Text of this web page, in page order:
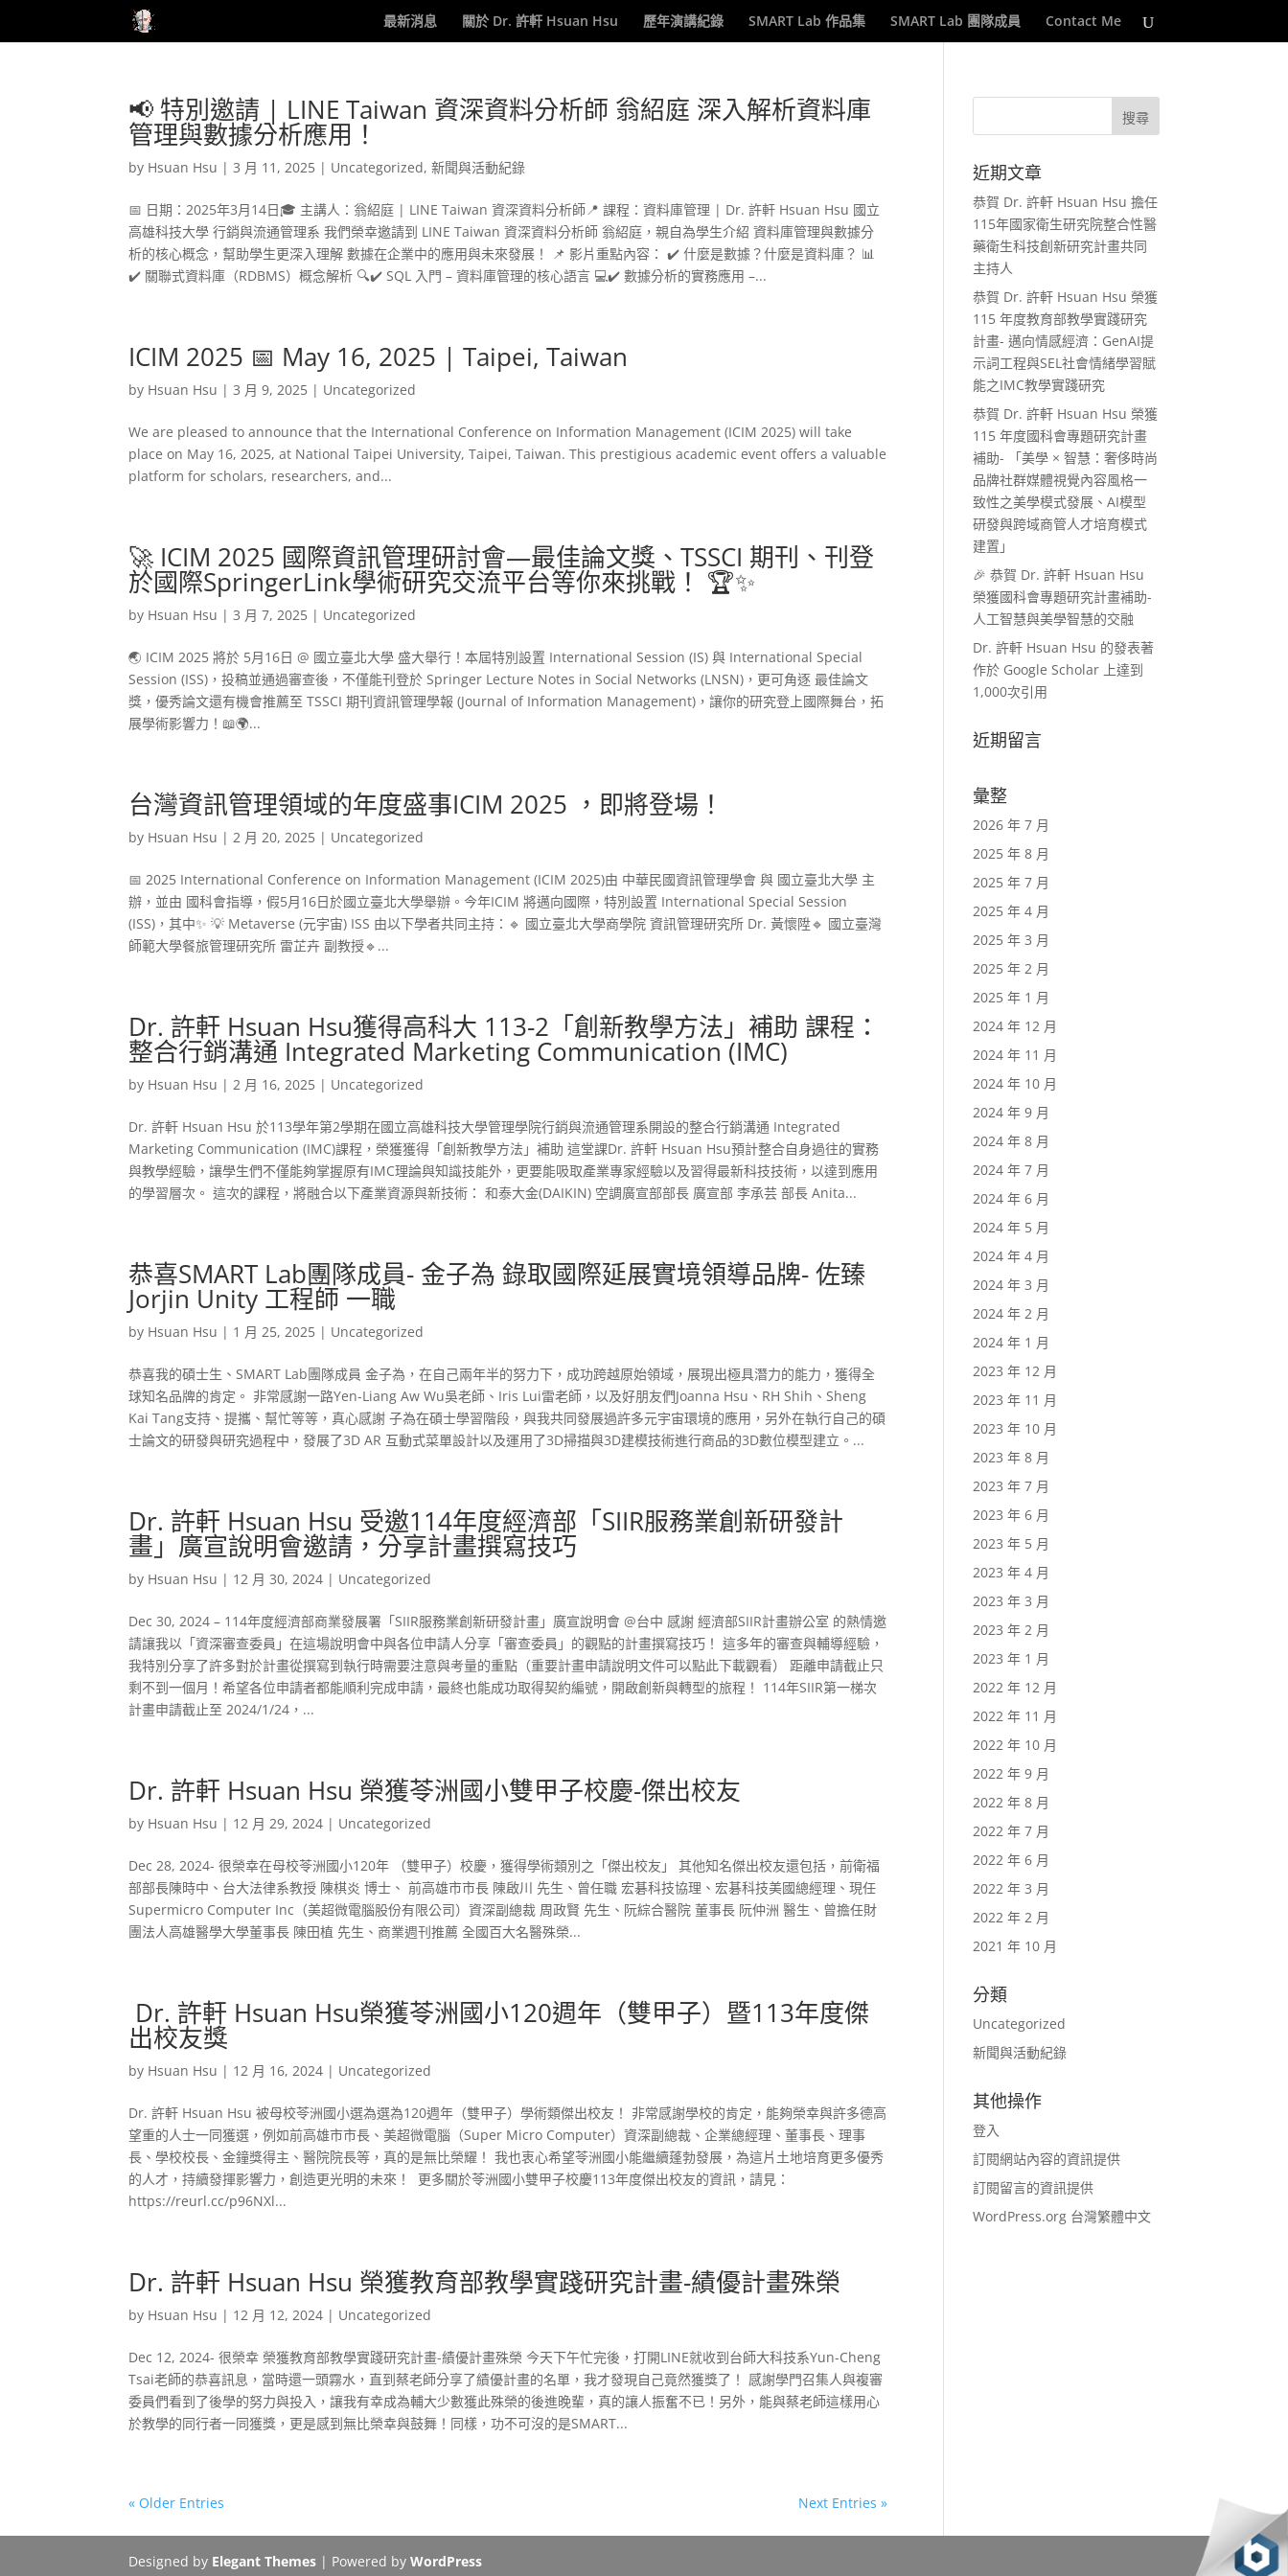
最新消息 關於 Dr. 許軒 Hsuan Hsu 歷年演講紀錄 SMART Lab 作品集 SMART Lab 團隊成員 Contact Me
📢 特別邀請 | LINE Taiwan 資深資料分析師 翁紹庭 深入解析資料庫
管理與數據分析應用！
by Hsuan Hsu |3 月 11, 2025 | Uncategorized,新聞與活動紀錄
📅 日期：2025年3月14日🎓 主講人：翁紹庭 | LINE Taiwan 資深資料分析師📍 課程：資料庫管理 | Dr. 許軒 Hsuan Hsu 國立
高雄科技大學 行銷與流通管理系 我們榮幸邀請到 LINE Taiwan 資深資料分析師 翁紹庭，親自為學生介紹 資料庫管理與數據分
析的核心概念，幫助學生更深入理解 數據在企業中的應用與未來發展！ 📌 影片重點內容： ✔️ 什麼是數據？什麼是資料庫？ 📊
✔️ 關聯式資料庫（RDBMS）概念解析 🔍✔️ SQL 入門 – 資料庫管理的核心語言 💻✔️ 數據分析的實務應用 –...
ICIM 2025 📅 May 16, 2025 | Taipei, Taiwan
by Hsuan Hsu |3 月 9, 2025 | Uncategorized
We are pleased to announce that the International Conference on Information Management (ICIM 2025) will take
place on May 16, 2025, at National Taipei University, Taipei, Taiwan. This prestigious academic event offers a valuable
platform for scholars, researchers, and...
🚀 ICIM 2025 國際資訊管理研討會—最佳論文獎、TSSCI 期刊、刊登
於國際SpringerLink學術研究交流平台等你來挑戰！ 🏆✨
by Hsuan Hsu |3 月 7, 2025 | Uncategorized
🌏 ICIM 2025 將於 5月16日 @ 國立臺北大學 盛大舉行！本屆特別設置 International Session (IS) 與 International Special
Session (ISS)，投稿並通過審查後，不僅能刊登於 Springer Lecture Notes in Social Networks (LNSN)，更可角逐 最佳論文
獎，優秀論文還有機會推薦至 TSSCI 期刊資訊管理學報 (Journal of Information Management)，讓你的研究登上國際舞台，拓
展學術影響力！📖🌍...
台灣資訊管理領域的年度盛事ICIM 2025 ，即將登場！
by Hsuan Hsu |2 月 20, 2025 | Uncategorized
📅 2025 International Conference on Information Management (ICIM 2025)由 中華民國資訊管理學會 與 國立臺北大學 主
辦，並由 國科會指導，假5月16日於國立臺北大學舉辦。今年ICIM 將邁向國際，特別設置 International Special Session
(ISS)，其中✨ 💡 Metaverse (元宇宙) ISS 由以下學者共同主持：🔹 國立臺北大學商學院 資訊管理研究所 Dr. 黃懷陞🔹 國立臺灣
師範大學餐旅管理研究所 雷芷卉 副教授🔹...
Dr. 許軒 Hsuan Hsu獲得高科大 113-2「創新教學方法」補助 課程：
整合行銷溝通 Integrated Marketing Communication (IMC)
by Hsuan Hsu |2 月 16, 2025 | Uncategorized
Dr. 許軒 Hsuan Hsu 於113學年第2學期在國立高雄科技大學管理學院行銷與流通管理系開設的整合行銷溝通 Integrated
Marketing Communication (IMC)課程，榮獲獲得「創新教學方法」補助 這堂課Dr. 許軒 Hsuan Hsu預計整合自身過往的實務
與教學經驗，讓學生們不僅能夠掌握原有IMC理論與知識技能外，更要能吸取產業專家經驗以及習得最新科技技術，以達到應用
的學習層次。 這次的課程，將融合以下產業資源與新技術： 和泰大金(DAIKIN) 空調廣宣部部長 廣宣部 李承芸 部長 Anita...
恭喜SMART Lab團隊成員- 金子為 錄取國際延展實境領導品牌- 佐臻
Jorjin Unity 工程師 一職
by Hsuan Hsu | 1 月 25, 2025 | Uncategorized
恭喜我的碩士生、SMART Lab團隊成員 金子為，在自己兩年半的努力下，成功跨越原始領域，展現出極具潛力的能力，獲得全
球知名品牌的肯定。 非常感謝一路Yen-Liang Aw Wu吳老師、Iris Lui雷老師，以及好朋友們Joanna Hsu、RH Shih、Sheng
Kai Tang支持、提攜、幫忙等等，真心感謝 子為在碩士學習階段，與我共同發展過許多元宇宙環境的應用，另外在執行自己的碩
士論文的研發與研究過程中，發展了3D AR 互動式菜單設計以及運用了3D掃描與3D建模技術進行商品的3D數位模型建立。...
Dr. 許軒 Hsuan Hsu 受邀114年度經濟部「SIIR服務業創新研發計
畫」廣宣說明會邀請，分享計畫撰寫技巧
by Hsuan Hsu | 12 月 30, 2024 | Uncategorized
Dec 30, 2024 – 114年度經濟部商業發展署「SIIR服務業創新研發計畫」廣宣說明會 @台中 感謝 經濟部SIIR計畫辦公室 的熱情邀
請讓我以「資深審查委員」在這場說明會中與各位申請人分享「審查委員」的觀點的計畫撰寫技巧！ 這多年的審查與輔導經驗，
我特別分享了許多對於計畫從撰寫到執行時需要注意與考量的重點（重要計畫申請說明文件可以點此下載觀看） 距離申請截止只
剩不到一個月！希望各位申請者都能順利完成申請，最終也能成功取得契約編號，開啟創新與轉型的旅程！ 114年SIIR第一梯次
計畫申請截止至 2024/1/24，...
Dr. 許軒 Hsuan Hsu 榮獲苓洲國小雙甲子校慶-傑出校友
by Hsuan Hsu | 12 月 29, 2024 | Uncategorized
Dec 28, 2024- 很榮幸在母校苓洲國小120年 （雙甲子）校慶，獲得學術類別之「傑出校友」 其他知名傑出校友還包括，前衛福
部部長陳時中、台大法律系教授 陳棋炎 博士、 前高雄市市長 陳啟川 先生、曾任職 宏碁科技協理、宏碁科技美國總經理、現任
Supermicro Computer Inc（美超微電腦股份有限公司）資深副總裁 周政賢 先生、阮綜合醫院 董事長 阮仲洲 醫生、曾擔任財
團法人高雄醫學大學董事長 陳田植 先生、商業週刊推薦 全國百大名醫殊榮...
Dr. 許軒 Hsuan Hsu榮獲苓洲國小120週年（雙甲子）暨113年度傑
出校友獎
by Hsuan Hsu | 12 月 16, 2024 | Uncategorized
Dr. 許軒 Hsuan Hsu 被母校苓洲國小選為選為120週年（雙甲子）學術類傑出校友！ 非常感謝學校的肯定，能夠榮幸與許多德高
望重的人士一同獲選，例如前高雄市市長、美超微電腦（Super Micro Computer）資深副總裁、企業總經理、董事長、理事
長、學校校長、金鐘獎得主、醫院院長等，真的是無比榮耀！ 我也衷心希望苓洲國小能繼續蓬勃發展，為這片土地培育更多優秀
的人才，持續發揮影響力，創造更光明的未來！ 更多關於苓洲國小雙甲子校慶113年度傑出校友的資訊，請見：
https://reurl.cc/p96NXl...
Dr. 許軒 Hsuan Hsu 榮獲教育部教學實踐研究計畫-績優計畫殊榮
by Hsuan Hsu | 12 月 12, 2024 | Uncategorized
Dec 12, 2024- 很榮幸 榮獲教育部教學實踐研究計畫-績優計畫殊榮 今天下午忙完後，打開LINE就收到台師大科技系Yun-Cheng
Tsai老師的恭喜訊息，當時還一頭霧水，直到蔡老師分享了績優計畫的名單，我才發現自己竟然獲獎了！ 感謝學門召集人與複審
委員們看到了後學的努力與投入，讓我有幸成為輔大少數獲此殊榮的後進晚輩，真的讓人振奮不已！另外，能與蔡老師這樣用心
於教學的同行者一同獲獎，更是感到無比榮幸與鼓舞！同樣，功不可沒的是SMART...
« Older Entries Next Entries »
近期文章
恭賀 Dr. 許軒 Hsuan Hsu 擔任
115年國家衛生研究院整合性醫
藥衛生科技創新研究計畫共同
主持人
恭賀 Dr. 許軒 Hsuan Hsu 榮獲
115 年度教育部教學實踐研究
計畫- 邁向情感經濟：GenAI提
示詞工程與SEL社會情緒學習賦
能之IMC教學實踐研究
恭賀 Dr. 許軒 Hsuan Hsu 榮獲
115 年度國科會專題研究計畫
補助- 「美學 × 智慧：奢侈時尚
品牌社群媒體視覺內容風格一
致性之美學模式發展、AI模型
研發與跨域商管人才培育模式
建置」
🎉 恭賀 Dr. 許軒 Hsuan Hsu
榮獲國科會專題研究計畫補助-
人工智慧與美學智慧的交融
Dr. 許軒 Hsuan Hsu 的發表著
作於 Google Scholar 上達到
1,000次引用
近期留言
彙整
2026 年 7 月
2025 年 8 月
2025 年 7 月
2025 年 4 月
2025 年 3 月
2025 年 2 月
2025 年 1 月
2024 年 12 月
2024 年 11 月
2024 年 10 月
2024 年 9 月
2024 年 8 月
2024 年 7 月
2024 年 6 月
2024 年 5 月
2024 年 4 月
2024 年 3 月
2024 年 2 月
2024 年 1 月
2023 年 12 月
2023 年 11 月
2023 年 10 月
2023 年 8 月
2023 年 7 月
2023 年 6 月
2023 年 5 月
2023 年 4 月
2023 年 3 月
2023 年 2 月
2023 年 1 月
2022 年 12 月
2022 年 11 月
2022 年 10 月
2022 年 9 月
2022 年 8 月
2022 年 7 月
2022 年 6 月
2022 年 3 月
2022 年 2 月
2021 年 10 月
分類
Uncategorized
新聞與活動紀錄
其他操作
登入
訂閱網站內容的資訊提供
訂閱留言的資訊提供
WordPress.org 台灣繁體中文
Designed by Elegant Themes | Powered byWordPress